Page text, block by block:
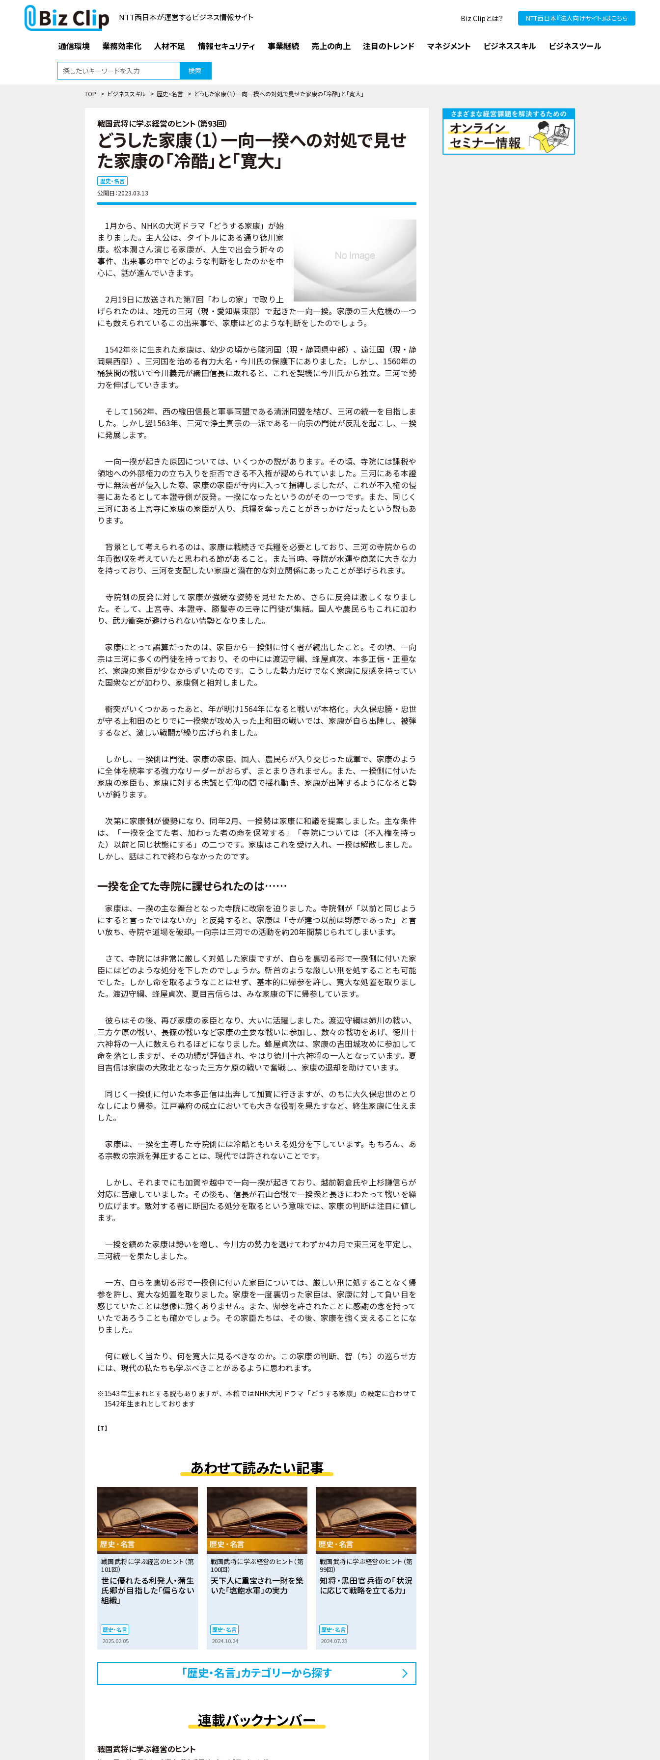
NTT西日本が運営するビジネス情報サイト Biz Clipとは？ NTT西日本『法人向けサイト』はこちら
通信環境 業務効率化 人材不足 情報セキュリティ 事業継続 売上の向上 注目のトレンド マネジメント ビジネススキル ビジネスツール
検索
TOP > ビジネススキル > 歴史・名言 > どうした家康（1）一向一揆への対処で見せた家康の「冷酷」と「寛大」
戦国武将に学ぶ経営のヒント（第93回）
どうした家康（1）一向一揆への対処で見せ
た家康の「冷酷」と「寛大」
歴史・名言
公開日：2023.03.13
1月から、NHKの大河ドラマ「どうする家康」が始
まりました。主人公は、タイトルにある通り徳川家
康。松本潤さん演じる家康が、人生で出会う折々の
事件、出来事の中でどのような判断をしたのかを中
心に、話が進んでいきます。
2月19日に放送された第7回「わしの家」で取り上
げられたのは、地元の三河（現・愛知県東部）で起きた一向一揆。家康の三大危機の一つ
にも数えられているこの出来事で、家康はどのような判断をしたのでしょう。
1542年※に生まれた家康は、幼少の頃から駿河国（現・静岡県中部）、遠江国（現・静
岡県西部）、三河国を治める有力大名・今川氏の保護下にありました。しかし、1560年の
桶狭間の戦いで今川義元が織田信長に敗れると、これを契機に今川氏から独立。三河で勢
力を伸ばしていきます。
そして1562年、西の織田信長と軍事同盟である清洲同盟を結び、三河の統一を目指しま
した。しかし翌1563年、三河で浄土真宗の一派である一向宗の門徒が反乱を起こし、一揆
に発展します。
一向一揆が起きた原因については、いくつかの説があります。その頃、寺院には課税や
領地への外部権力の立ち入りを拒否できる不入権が認められていました。三河にある本證
寺に無法者が侵入した際、家康の家臣が寺内に入って捕縛しましたが、これが不入権の侵
害にあたるとして本證寺側が反発。一揆になったというのがその一つです。また、同じく
三河にある上宮寺に家康の家臣が入り、兵糧を奪ったことがきっかけだったという説もあ
ります。
背景として考えられるのは、家康は戦続きで兵糧を必要としており、三河の寺院からの
年貢徴収を考えていたと思われる節があること。また当時、寺院が水運や商業に大きな力
を持っており、三河を支配したい家康と潜在的な対立関係にあったことが挙げられます。
寺院側の反発に対して家康が強硬な姿勢を見せたため、さらに反発は激しくなりまし
た。そして、上宮寺、本證寺、勝鬘寺の三寺に門徒が集結。国人や農民らもこれに加わ
り、武力衝突が避けられない情勢となりました。
家康にとって誤算だったのは、家臣から一揆側に付く者が続出したこと。その頃、一向
宗は三河に多くの門徒を持っており、その中には渡辺守綱、蜂屋貞次、本多正信・正重な
ど、家康の家臣が少なからずいたのです。こうした勢力だけでなく家康に反感を持ってい
た国衆などが加わり、家康側と相対しました。
衝突がいくつかあったあと、年が明け1564年になると戦いが本格化。大久保忠勝・忠世
が守る上和田のとりでに一揆衆が攻め入った上和田の戦いでは、家康が自ら出陣し、被弾
するなど、激しい戦闘が繰り広げられました。
しかし、一揆側は門徒、家康の家臣、国人、農民らが入り交じった成軍で、家康のよう
に全体を統率する強力なリーダーがおらず、まとまりきれません。また、一揆側に付いた
家康の家臣も、家康に対する忠誠と信仰の間で揺れ動き、家康が出陣するようになると勢
いが鈍ります。
次第に家康側が優勢になり、同年2月、一揆勢は家康に和議を提案しました。主な条件
は、「一揆を企てた者、加わった者の命を保障する」「寺院については（不入権を持っ
た）以前と同じ状態にする」の二つです。家康はこれを受け入れ、一揆は解散しました。
しかし、話はこれで終わらなかったのです。
一揆を企てた寺院に課せられたのは……
家康は、一揆の主な舞台となった寺院に改宗を迫りました。寺院側が「以前と同じよう
にすると言ったではないか」と反発すると、家康は「寺が建つ以前は野原であった」と言
い放ち、寺院や道場を破却｡一向宗は三河での活動を約20年間禁じられてしまいます。
さて、寺院には非常に厳しく対処した家康ですが、自らを裏切る形で一揆側に付いた家
臣にはどのような処分を下したのでしょうか。斬首のような厳しい刑を処することも可能
でした。しかし命を取るようなことはせず、基本的に帰参を許し、寛大な処置を取りまし
た。渡辺守綱、蜂屋貞次、夏目吉信らは、みな家康の下に帰参しています。
彼らはその後、再び家康の家臣となり、大いに活躍しました。渡辺守綱は姉川の戦い、
三方ケ原の戦い、長篠の戦いなど家康の主要な戦いに参加し、数々の戦功をあげ、徳川十
六神将の一人に数えられるほどになりました。蜂屋貞次は、家康の吉田城攻めに参加して
命を落としますが、その功績が評価され、やはり徳川十六神将の一人となっています。夏
目吉信は家康の大敗北となった三方ケ原の戦いで奮戦し、家康の退却を助けています。
同じく一揆側に付いた本多正信は出奔して加賀に行きますが、のちに大久保忠世のとり
なしにより帰参。江戸幕府の成立においても大きな役割を果たすなど、終生家康に仕えま
した。
家康は、一揆を主導した寺院側には冷酷ともいえる処分を下しています。もちろん、あ
る宗教の宗派を弾圧することは、現代では許されないことです。
しかし、それまでにも加賀や越中で一向一揆が起きており、越前朝倉氏や上杉謙信らが
対応に苦慮していました。その後も、信長が石山合戦で一揆衆と長きにわたって戦いを繰
り広げます。敵対する者に断固たる処分を取るという意味では、家康の判断は注目に値し
ます。
一揆を鎮めた家康は勢いを増し、今川方の勢力を退けてわずか4カ月で東三河を平定し、
三河統一を果たしました。
一方、自らを裏切る形で一揆側に付いた家臣については、厳しい刑に処することなく帰
参を許し、寛大な処置を取りました。家康を一度裏切った家臣は、家康に対して負い目を
感じていたことは想像に難くありません。また、帰参を許されたことに感謝の念を持って
いたであろうことも確かでしょう。その家臣たちは、その後、家康を強く支えることにな
りました。
何に厳しく当たり、何を寛大に見るべきなのか。この家康の判断、智（ち）の巡らせ方
には、現代の私たちも学ぶべきことがあるように思われます。
※1543年生まれとする説もありますが、本稿ではNHK大河ドラマ「どうする家康」の設定に合わせて
1542年生まれとしております
【T】
あわせて読みたい記事
戦国武将に学ぶ経営のヒント（第
101回）
世に優れたる利発人・蒲生
氏郷が目指した「偏らない
組織」
歴史・名言
2025.02.05
戦国武将に学ぶ経営のヒント（第
100回）
天下人に重宝され一財を築
いた「塩飽水軍」の実力
歴史・名言
2024.10.24
戦国武将に学ぶ経営のヒント（第
99回）
知将・黒田官兵衛の「状況
に応じて戦略を立てる力」
歴史・名言
2024.07.23
「歴史・名言」カテゴリーから探す
連載バックナンバー
戦国武将に学ぶ経営のヒント